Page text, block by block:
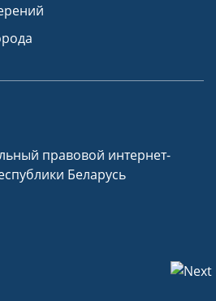
правовой интернет-
Беларусь